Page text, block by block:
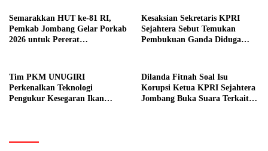
Semarakkan HUT ke-81 RI,
Pemkab Jombang Gelar Porkab
2026 untuk Pererat
Kesaksian Sekretaris KPRI
Sejahtera Sebut Temukan
Pembukuan Ganda Diduga
Tim PKM UNUGIRI
Perkenalkan Teknologi
Pengukur Kesegaran Ikan
Dilanda Fitnah Soal Isu
Korupsi Ketua KPRI Sejahtera
Jombang Buka Suara Terkait